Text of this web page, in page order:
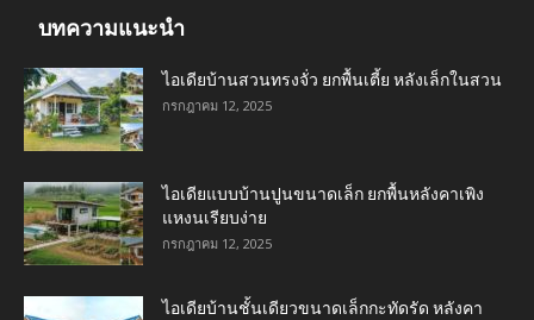
บทความแนะนำ
ไอเดียบ้านสวนทรงจั่ว ยกพื้นเตี้ย หลังเล็กในสวน
กรกฎาคม 12, 2025
ไอเดียแบบบ้านปูนขนาดเล็ก ยกพื้นหลังคาเพิง
แหงนเรียบง่าย
กรกฎาคม 12, 2025
ไอเดียบ้านชั้นเดียวขนาดเล็กกะทัดรัด หลังคา